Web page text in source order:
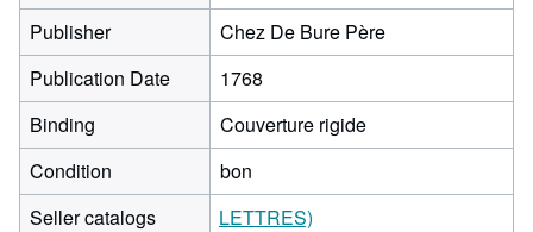
Publisher
Chez De Bure Père
Publication Date
1768
Binding
Couverture rigide
Condition
bon
Seller catalogs
LETTRES)